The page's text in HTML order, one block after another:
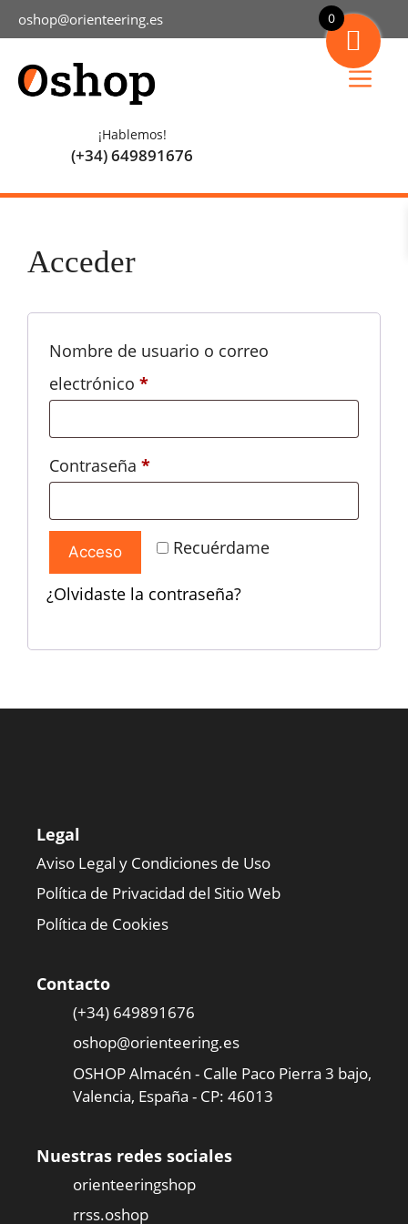
Saltar
al
oshop@orienteering.es
Menú
¡Hablemos!
(+34) 649891676
Acceder
Nombre de usuario o correo
electrónico *Obligatorio
Contraseña *Obligatorio
Recuérdame
Acceso
¿Olvidaste la contraseña?
Legal
Aviso Legal y Condiciones de Uso
Política de Privacidad del Sitio Web
Política de Cookies
Contacto
(+34) 649891676
oshop@orienteering.es
OSHOP Almacén - Calle Paco Pierra 3 bajo,
Valencia, España - CP: 46013
Nuestras redes sociales
orienteeringshop
rrss.oshop
0